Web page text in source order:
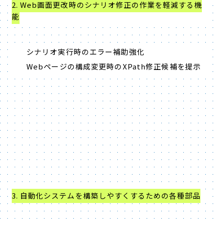
2. Web画面更改時のシナリオ修正の作業を軽減する機
能
シナリオ実行時のエラー補助強化
Webページの構成変更時のXPath修正候補を提示
3. 自動化システムを構築しやすくするための各種部品